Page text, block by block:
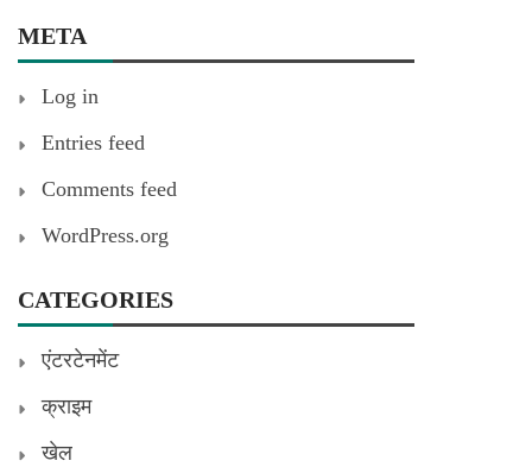
META
Log in
Entries feed
Comments feed
WordPress.org
CATEGORIES
एंटरटेनमेंट
क्राइम
खेल